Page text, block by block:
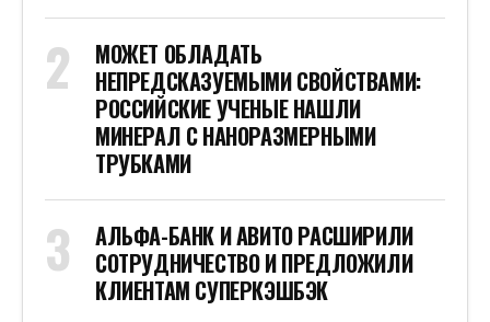
МОЖЕТ ОБЛАДАТЬ
НЕПРЕДСКАЗУЕМЫМИ СВОЙСТВАМИ:
РОССИЙСКИЕ УЧЕНЫЕ НАШЛИ
МИНЕРАЛ С НАНОРАЗМЕРНЫМИ
ТРУБКАМИ
АЛЬФА-БАНК И АВИТО РАСШИРИЛИ
СОТРУДНИЧЕСТВО И ПРЕДЛОЖИЛИ
КЛИЕНТАМ СУПЕРКЭШБЭК